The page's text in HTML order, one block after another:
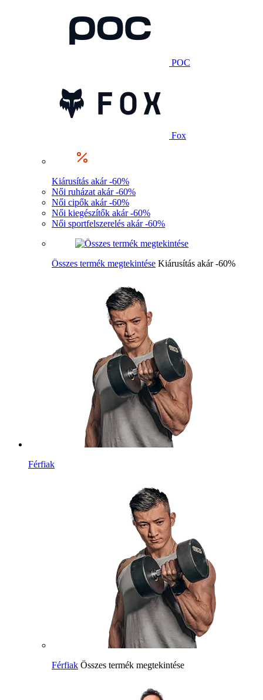
POC
Fox
Kiárusítás akár -60%
Női ruházat akár -60%
Női cipők akár -60%
Női kiegészítők akár -60%
Női sportfelszerelés akár -60%
Összes termék megtekintése Kiárusítás akár -60%
Férfiak
Férfiak Összes termék megtekintése